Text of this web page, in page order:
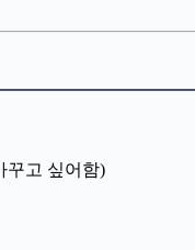
꾸고 싶어함)